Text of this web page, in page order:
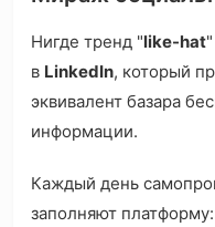
Нигде тренд "like-hat
в LinkedIn, который
эквивалент базара
информации.
Каждый день
заполняют платформу: